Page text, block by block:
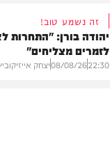
זה נשמע טוב!
יהודה בורן: "התחרות
לזמרים מצליחים"
22:30
08/08/26יצחק